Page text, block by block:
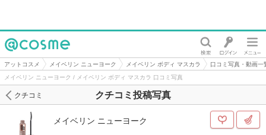
@cosme
アットコスメ メイベリン ニューヨーク メイベリン ボディ マスカラ
口コミ写真・動画一
メイベリン ニューヨーク / メイベリン ボディ マスカラ 口コミ写真
クチコミ投稿写真
クチコミ
メイベリン ニューヨーク